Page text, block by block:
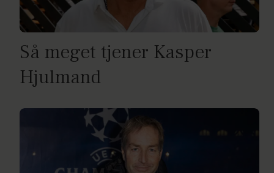
Så meget tjener Kasper
Hjulmand